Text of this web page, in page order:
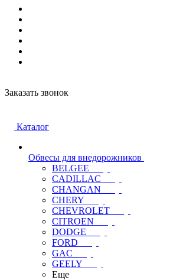
Заказать звонок
Каталог
Обвесы для внедорожников
BELGEE
CADILLAC
CHANGAN
CHERY
CHEVROLET
CITROEN
DODGE
FORD
GAC
GEELY
Еще